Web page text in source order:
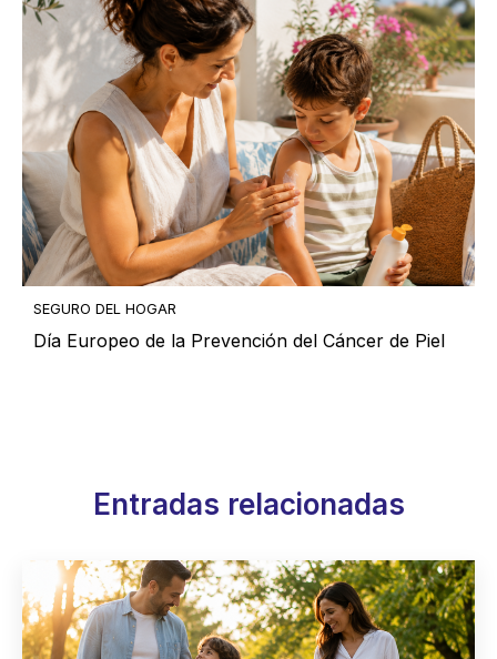
SEGURO DEL HOGAR
Día Europeo de la Prevención del Cáncer de Piel
Entradas relacionadas